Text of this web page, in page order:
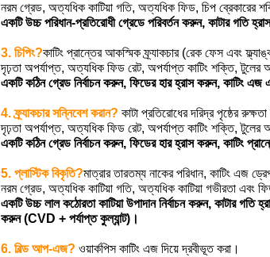
নরম গ্রেড, অত্যধিক কাটিয়া গতি, অত্যধিক ফিড, চিপ ব্রেকারের
একটি উচ্চ পরিধান-প্রতিরোধী গ্রেডে পরিবর্তন করুন, কাটার গতি
3. চিপিং?কাটিং প্রান্তের আকস্মিক ফ্র্যাকচার (রেক ফেস এবং
দৃঢ়তা অপর্যাপ্ত, অত্যধিক ফিড রেট, অপর্যাপ্ত কাটিং শক্তি, টুলের
একটি কঠিন গ্রেড নির্বাচন করুন, ফিডের হার হ্রাস করুন, কাটিং এজ
4. ফ্র্যাকচার সন্নিবেশ করান? কাটা প্রতিরোধের দরিদ্র পৃষ্ঠের রুক্ষতা
দৃঢ়তা অপর্যাপ্ত, অত্যধিক ফিড রেট, অপর্যাপ্ত কাটিং শক্তি, টুলের
একটি কঠিন গ্রেড নির্বাচন করুন, ফিডের হার হ্রাস করুন, কাটিং
5. প্লাস্টিক বিকৃতি?মাত্রার তারতম্য নাকের পরিধান, কাটিং এজ
নরম গ্রেড, অত্যধিক কাটিয়া গতি, অত্যধিক কাটিয়া গভীরতা এবং
একটি উচ্চ লাল কঠোরতা কাটিয়া উপাদান নির্বাচন করুন, কাটার গতি
করুন (CVD + পর্যাপ্ত কুল্যান্ট)।
6. বিল্ড আপ-এজ? ওয়ার্কপিস কাটিং এজ দিয়ে দ্রবীভূত করা।